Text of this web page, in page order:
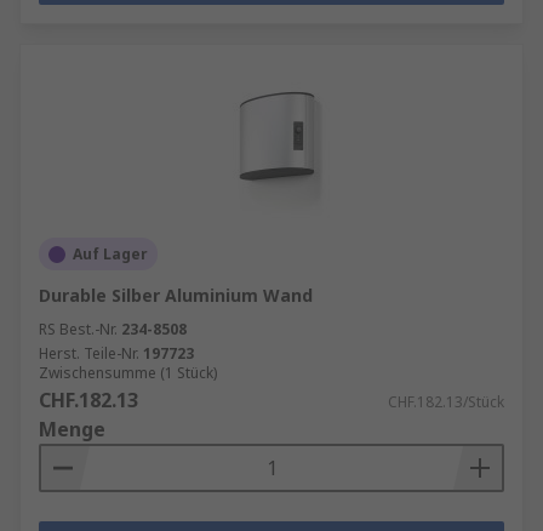
Auf Lager
Durable Silber Aluminium Wand
RS Best.-Nr. 234-8508
Herst. Teile-Nr. 197723
Zwischensumme (1 Stück)
CHF.182.13 CHF.182.13/Stück
Menge